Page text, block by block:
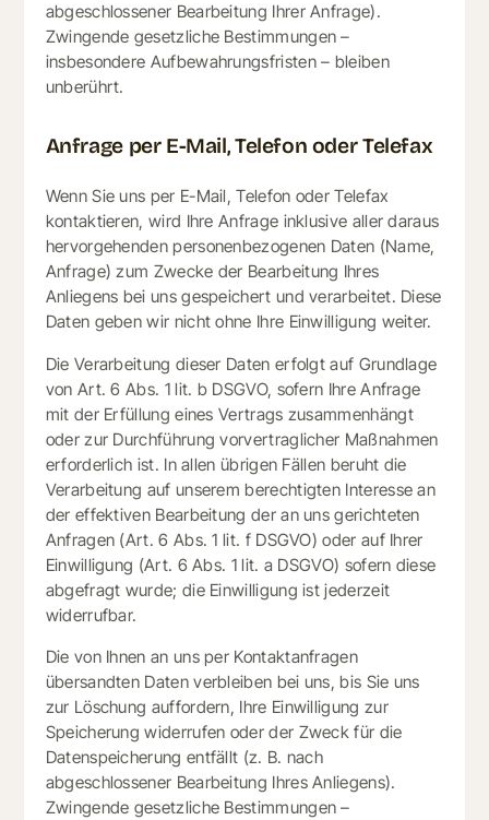
abgeschlossener Bearbeitung Ihrer Anfrage).
Zwingende gesetzliche Bestimmungen –
insbesondere Aufbewahrungsfristen – bleiben
unberührt.
Anfrage per E-Mail, Telefon oder Telefax
Wenn Sie uns per E-Mail, Telefon oder Telefax
kontaktieren, wird Ihre Anfrage inklusive aller daraus
hervorgehenden personenbezogenen Daten (Name,
Anfrage) zum Zwecke der Bearbeitung Ihres
Anliegens bei uns gespeichert und verarbeitet. Diese
Daten geben wir nicht ohne Ihre Einwilligung weiter.
Die Verarbeitung dieser Daten erfolgt auf Grundlage
von Art. 6 Abs. 1 lit. b DSGVO, sofern Ihre Anfrage
mit der Erfüllung eines Vertrags zusammenhängt
oder zur Durchführung vorvertraglicher Maßnahmen
erforderlich ist. In allen übrigen Fällen beruht die
Verarbeitung auf unserem berechtigten Interesse an
der effektiven Bearbeitung der an uns gerichteten
Anfragen (Art. 6 Abs. 1 lit. f DSGVO) oder auf Ihrer
Einwilligung (Art. 6 Abs. 1 lit. a DSGVO) sofern diese
abgefragt wurde; die Einwilligung ist jederzeit
widerrufbar.
Die von Ihnen an uns per Kontaktanfragen
übersandten Daten verbleiben bei uns, bis Sie uns
zur Löschung auffordern, Ihre Einwilligung zur
Speicherung widerrufen oder der Zweck für die
Datenspeicherung entfällt (z. B. nach
abgeschlossener Bearbeitung Ihres Anliegens).
Zwingende gesetzliche Bestimmungen –